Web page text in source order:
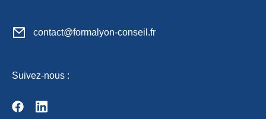
contact@formalyon-conseil.fr
Suivez-nous :